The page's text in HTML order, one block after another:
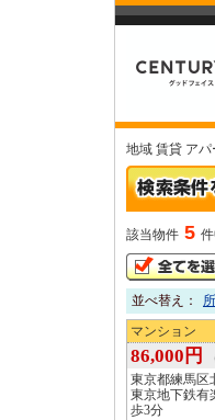
地域 賃貸 ア
該当物件 5
並べ替え：
マンション
86,000円
東京都練馬区
東京地下鉄有
歩3分